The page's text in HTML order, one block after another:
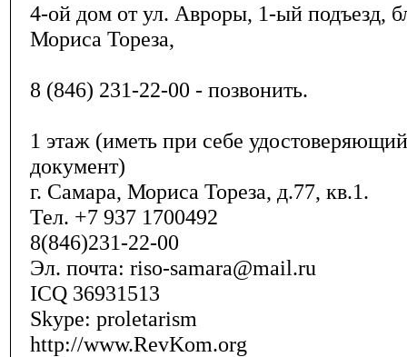
4-ой дом от ул. Авроры, 1-ый подъезд,
Мориса Тореза,
8 (846) 231-22-00 - позвонить.
1 этаж (иметь при себе
документ)
г. Самара, Мориса Тореза, д.77, кв.1.
Тел. +7 937 1700492
8(846)231-22-00
Эл. почта: riso-samara@mail.ru
ICQ 36931513
Skype: proletarism
http://www.RevKom.org